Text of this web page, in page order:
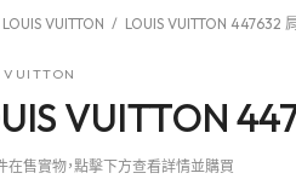
LOUIS VUITTON / LOUIS VUITTON 447632
VUITTON
VUITTON
在售實物，點擊下方查看詳情並購買